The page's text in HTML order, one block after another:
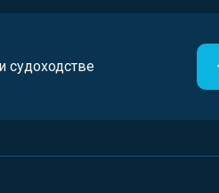
судоходстве